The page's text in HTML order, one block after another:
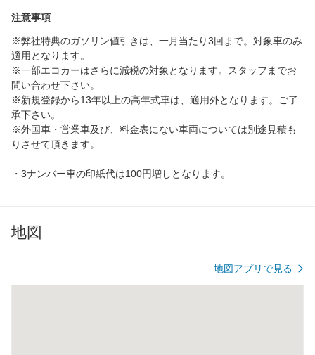
注意事項
※弊社特典のガソリン値引きは、一月当たり3回まで。対象車のみ
適用となります。
※一部エコカーはさらに減税の対象となります。スタッフまでお
問い合わせ下さい。
※新規登録から13年以上の高年式車は、適用外となります。ご了
承下さい。
※外国車・営業車及び、料金表にない車両については別途見積も
りさせて頂きます。
・3ナンバー車の印紙代は100円増しとなります。
地図
地図アプリで見る